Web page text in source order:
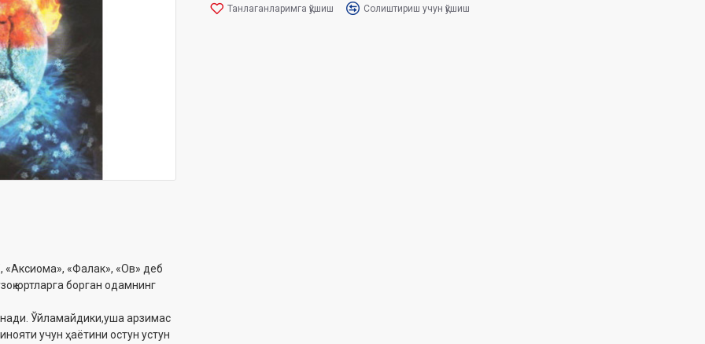
«Аксиома», «Фалак», «Ов» деб
юртларга борган одамнинг
Ўйламайдики,уша арзимас
учун ҳаётини остун устун
Танлаганларимга қўшиш Солиштириш учун қўшиш